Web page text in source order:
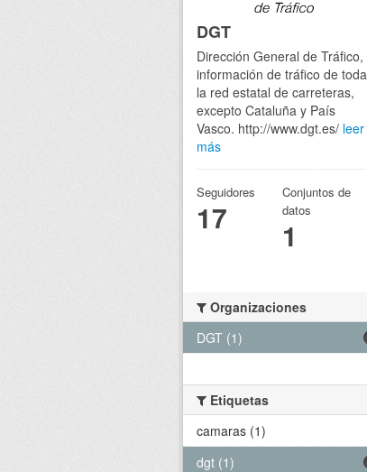
DGT
Dirección General de Tráfico,
información de tráfico de toda
la red estatal de carreteras,
excepto Cataluña y País
Vasco. http://www.dgt.es/ leer
más
Seguidores
17
Conjuntos de
datos
1
Organizaciones
DGT (1)
Etiquetas
camaras (1)
dgt (1)